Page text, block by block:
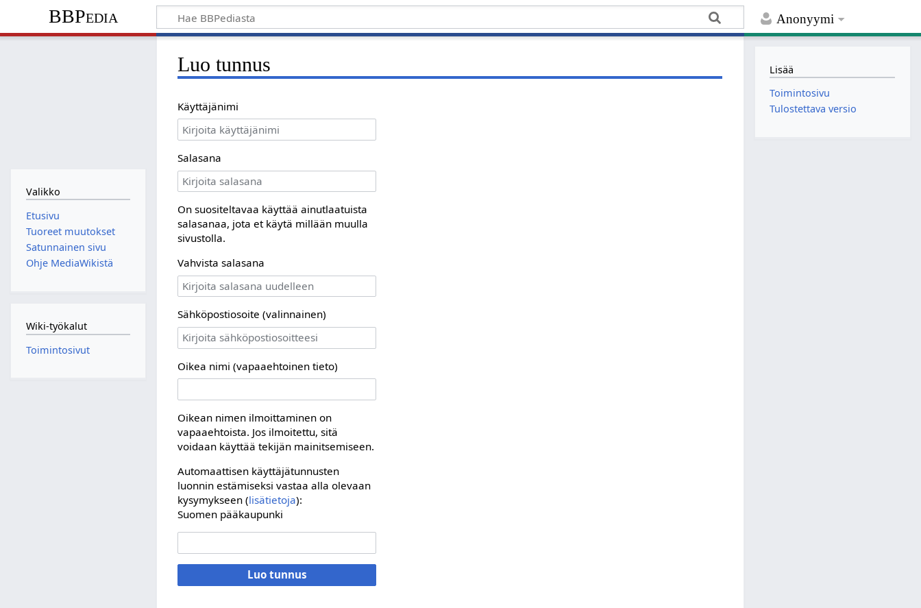
Anonyymi
BBPedia
Luo tunnus
Käyttäjänimi
Salasana
On suositeltavaa käyttää ainutlaatuista
salasanaa, jota et käytä millään muulla
sivustolla.
Vahvista salasana
Sähköpostiosoite (valinnainen)
Oikea nimi (vapaaehtoinen tieto)
Oikean nimen ilmoittaminen on
vapaaehtoista. Jos ilmoitettu, sitä
voidaan käyttää tekijän mainitsemiseen.
Automaattisen käyttäjätunnusten
luonnin estämiseksi vastaa alla olevaan
kysymykseen (lisätietoja):
Suomen pääkaupunki
Luo tunnus
Valikko
Etusivu
Tuoreet muutokset
Satunnainen sivu
Ohje MediaWikistä
Wiki-työkalut
Toimintosivut
Lisää
Toimintosivu
Tulostettava versio